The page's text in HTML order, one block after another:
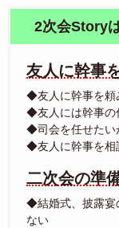
2次会Story
友人に幹事
◆友人に幹事を頼
◆友人には幹事の
◆司会を任せたい
◆友人に幹事を相
二次会の準
◆結婚式、披露宴
ない